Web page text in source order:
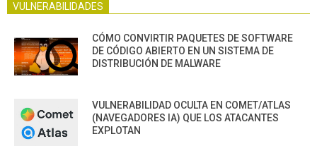
VULNERABILIDADES
CÓMO CONVIRTIR PAQUETES DE SOFTWARE
DE CÓDIGO ABIERTO EN UN SISTEMA DE
DISTRIBUCIÓN DE MALWARE
VULNERABILIDAD OCULTA EN COMET/ATLAS
(NAVEGADORES IA) QUE LOS ATACANTES
EXPLOTAN